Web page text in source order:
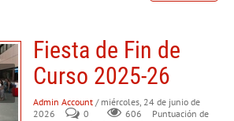
Fiesta de Fin de
Curso 2025-26
Admin Account / miércoles, 24 de junio de
2026
0 606
Puntuación de